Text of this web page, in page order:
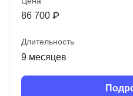
86 700 ₽
Длительность
9 месяцев
Рейтинг онлайн-школ